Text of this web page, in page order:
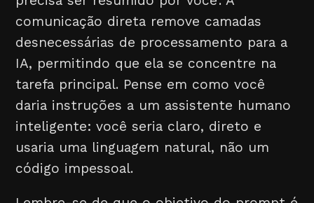
comunicação direta remove camadas
desnecessárias de processamento para a
IA, permitindo que ela se concentre na
tarefa principal. Pense em como você
daria instruções a um assistente humano
inteligente: você seria claro, direto e
usaria uma linguagem natural, não um
código impessoal.